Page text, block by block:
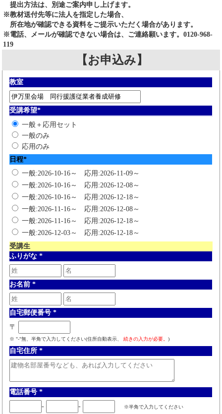
提出方法は、別途ご案内申し上げます。
※教材送付先等に法人を指定した場合、
所在地が確認できる資料をご提示いただく場合があります。
※電話、メールが確認できない場合は、ご連絡願います。0120-968-
119
【お申込み】
教室
受講希望*
一般＋応用セット
一般のみ
応用のみ
日程*
一般:2026-10-16～ 応用:2026-11-09～
一般:2026-10-16～ 応用:2026-12-08～
一般:2026-10-16～ 応用:2026-12-18～
一般:2026-11-16～ 応用:2026-12-08～
一般:2026-11-16～ 応用:2026-12-18～
一般:2026-12-03～ 応用:2026-12-18～
受講生
ふりがな *
お名前 *
自宅郵便番号 *
〒
※ "-"無、半角で入力してください(住所自動表示、 続きの入力が必要。 )
自宅住所 *
電話番号 *
-
- ※半角で入力してください